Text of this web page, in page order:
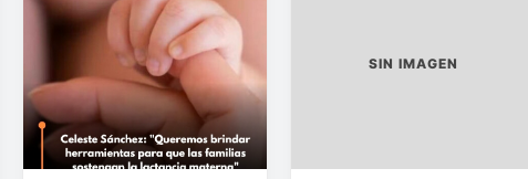
SIN IMAGEN